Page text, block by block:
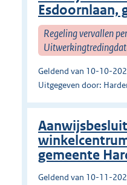
Esdoornlaan,
Regeling vervallen
Geldend van 10-10-
Uitgegeven door:
gemeente
Geldend van 10-11-